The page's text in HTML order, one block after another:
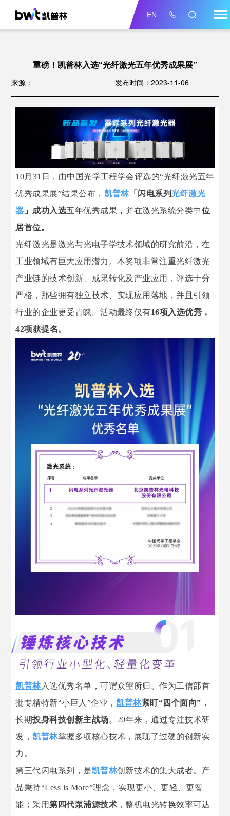
EN
重磅！凯普林入选“光纤激光五年优秀成果展”
来源： 发布时间：2023-11-06
10月31日，由中国光学工程学会评选的“光纤激光五年
优秀成果展”结果公布， 凯普林「闪电系列光纤激光
器 」成功入选五年优秀成果 ， 并在激光系统分类中位
居首位。
光纤激光是激光与光电子学技术领域的研究前沿，在
工业领域有巨大应用潜力。本奖项非常注重光纤激光
产业链的技术创新、成果转化及产业应用，评选十分
严格， 那些拥有独立技术、实现应用落地，并且引领
行业的企业更受青睐。活动最终仅有16项入选优秀，
42项获提名。
凯普林入选优秀名单，可谓众望所归。作为工信部首
批专精特新“小巨人”企业， 凯普林紧盯“四个面向” ，
长期投身科技创新主战场。20年来，通过专注技术研
发， 凯普林掌握多项核心技术，展现了过硬的创新实
力。
第三代闪电系列，是凯普林创新技术的集大成者。产
品秉持“Less is More”理念，实现更小、更轻、更智
能；采用第四代泵浦源技术 ，整机电光转换效率可达